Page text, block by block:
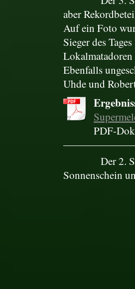
aber
Auf ein Foto
Sieger des
Ebenfalls
Uhde und
PDF-
Der 2.
Sonnenschein